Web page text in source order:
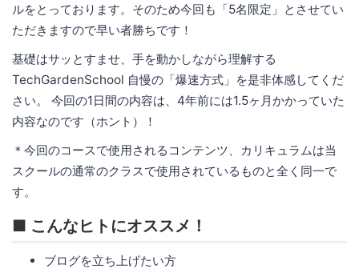
ルをとっております。そのため今回も「5名限定」とさせてい
ただきますので早い者勝ちです！
基礎はサッとすませ、手を動かしながら理解する
TechGardenSchool 自慢の「爆速方式」を是非体感してくだ
さい。 今回の1日間の内容は、4年前には1.5ヶ月かかっていた
内容なのです（ホント）！
＊今回のコースで使用されるコンテンツ、カリキュラムは当
スクールの通常のクラスで使用されているものと全く同一で
す。
■ こんなヒトにオススメ！
ブログを立ち上げたい方